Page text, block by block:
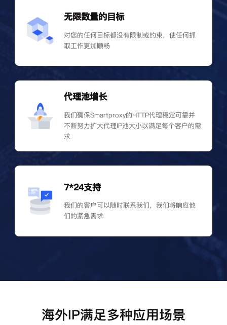
无限数量的目标
对您的任何目标都没有限制或约束，使任何抓
取工作更加顺畅
代理池增长
我们确保Smartproxy的HTTP代理稳定可靠并
不断努力扩大代理IP池大小以满足每个客户的需
求
7*24支持
我们的客户可以随时联系我们，我们将响应他
们的紧急需求
海外IP满足多种应用场景